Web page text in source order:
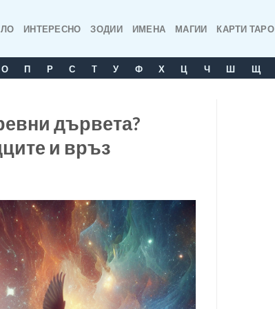
ИНТЕРЕСНО ЗОДИИ ИМЕНА МАГИИ КАРТИ ТАРО
О П Р С T У Ф Х Ц Ч Ш Щ
дървета?
и връз